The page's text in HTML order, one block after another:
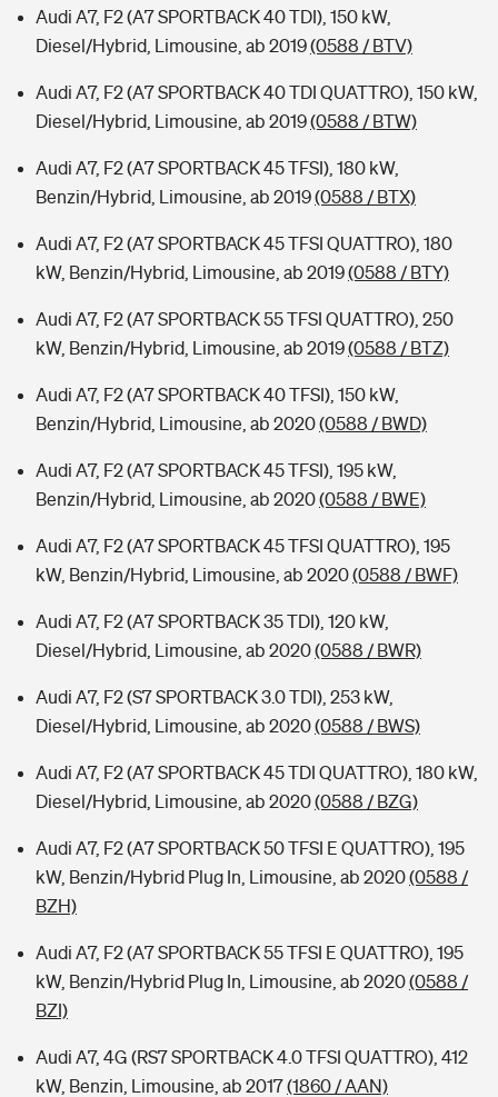
Audi A7, F2 (A7 SPORTBACK 40 TDI), 150 kW,
Diesel/Hybrid, Limousine, ab 2019(0588 / BTV)
Audi A7, F2 (A7 SPORTBACK 40 TDI QUATTRO), 150 kW,
Diesel/Hybrid, Limousine, ab 2019(0588 / BTW)
Audi A7, F2 (A7 SPORTBACK 45 TFSI), 180 kW,
Benzin/Hybrid, Limousine, ab 2019(0588 / BTX)
Audi A7, F2 (A7 SPORTBACK 45 TFSI QUATTRO), 180
kW, Benzin/Hybrid, Limousine, ab 2019(0588 / BTY)
Audi A7, F2 (A7 SPORTBACK 55 TFSI QUATTRO), 250
kW, Benzin/Hybrid, Limousine, ab 2019(0588 / BTZ)
Audi A7, F2 (A7 SPORTBACK 40 TFSI), 150 kW,
Benzin/Hybrid, Limousine, ab 2020(0588 / BWD)
Audi A7, F2 (A7 SPORTBACK 45 TFSI), 195 kW,
Benzin/Hybrid, Limousine, ab 2020(0588 / BWE)
Audi A7, F2 (A7 SPORTBACK 45 TFSI QUATTRO), 195
kW, Benzin/Hybrid, Limousine, ab 2020(0588 / BWF)
Audi A7, F2 (A7 SPORTBACK 35 TDI), 120 kW,
Diesel/Hybrid, Limousine, ab 2020(0588 / BWR)
Audi A7, F2 (S7 SPORTBACK 3.0 TDI), 253 kW,
Diesel/Hybrid, Limousine, ab 2020(0588 / BWS)
Audi A7, F2 (A7 SPORTBACK 45 TDI QUATTRO), 180 kW,
Diesel/Hybrid, Limousine, ab 2020(0588 / BZG)
Audi A7, F2 (A7 SPORTBACK 50 TFSI E QUATTRO), 195
kW, Benzin/Hybrid Plug In, Limousine, ab 2020(0588 /
BZH)
Audi A7, F2 (A7 SPORTBACK 55 TFSI E QUATTRO), 195
kW, Benzin/Hybrid Plug In, Limousine, ab 2020(0588 /
BZI)
Audi A7, 4G (RS7 SPORTBACK 4.0 TFSI QUATTRO), 412
kW, Benzin, Limousine, ab 2017(1860 / AAN)